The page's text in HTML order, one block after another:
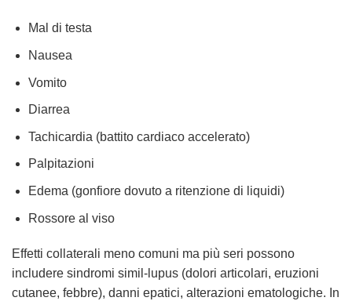
Mal di testa
Nausea
Vomito
Diarrea
Tachicardia (battito cardiaco accelerato)
Palpitazioni
Edema (gonfiore dovuto a ritenzione di liquidi)
Rossore al viso
Effetti collaterali meno comuni ma più seri possono
includere sindromi simil-lupus (dolori articolari, eruzioni
cutanee, febbre), danni epatici, alterazioni ematologiche. In